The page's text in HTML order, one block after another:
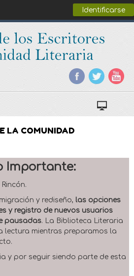
Identificarse
LA COMUNIDAD
Importante:
y rediseño, las opciones
y registro de nuevos usuarios
pausadas. La Biblioteca Literaria
lectura mientras preparamos la
y por seguir siendo parte de esta